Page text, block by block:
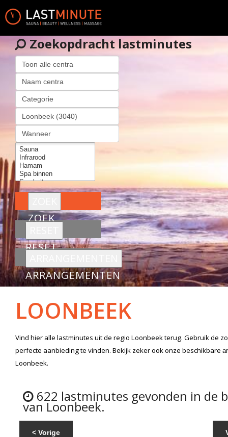
Zoekopdracht lastminutes
ZOEK
RESET
ARRANGEMENTEN
LOONBEEK
Vind hier alle lastminutes uit de regio Loonbeekterug. Gebruik de
perfecte aanbieding te vinden. Bekijk zeker ook onze beschikbare
Loonbeek.
622 lastminutes gevonden in de
van Loonbeek.
< Vorige